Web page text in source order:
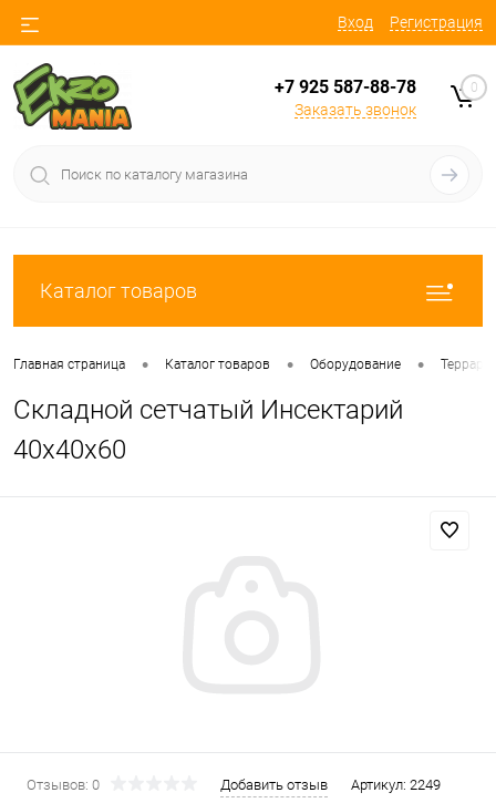
Вход Регистрация
+7 925 587-88-78
Заказать звонок
0
Каталог товаров
Главная страница • Каталог товаров • Оборудование •
Складной сетчатый Инсектарий
40х40х60
Отзывов: 0 Добавить отзыв Артикул: 2249